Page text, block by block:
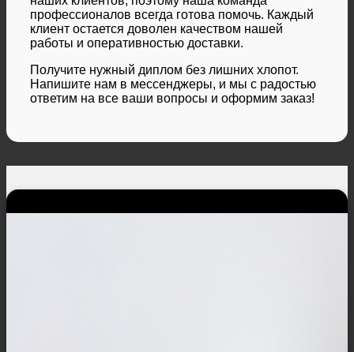
профессионалов всегда готова помочь. Каждый
клиент остается доволен качеством нашей
работы и оперативностью доставки.
Получите нужный диплом без лишних хлопот.
Напишите нам в мессенджеры, и мы с радостью
ответим на все ваши вопросы и оформим заказ!